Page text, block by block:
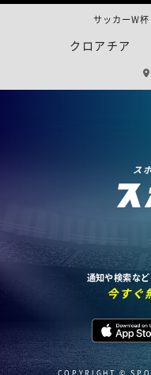
クロアチア
サッカーW
ス
通知や検索な
今すぐ